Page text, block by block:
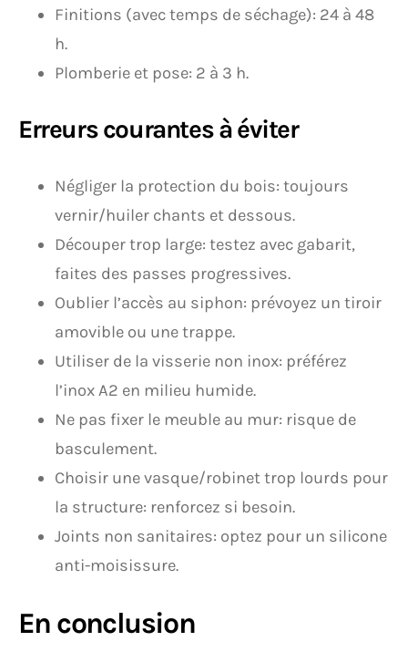
Finitions (avec temps de séchage): 24 à 48
h.
Plomberie et pose: 2 à 3 h.
Erreurs courantes à éviter
Négliger la protection du bois: toujours
vernir/huiler chants et dessous.
Découper trop large: testez avec gabarit,
faites des passes progressives.
Oublier l’accès au siphon: prévoyez un tiroir
amovible ou une trappe.
Utiliser de la visserie non inox: préférez
l’inox A2 en milieu humide.
Ne pas fixer le meuble au mur: risque de
basculement.
Choisir une vasque/robinet trop lourds pour
la structure: renforcez si besoin.
Joints non sanitaires: optez pour un silicone
anti-moisissure.
En conclusion